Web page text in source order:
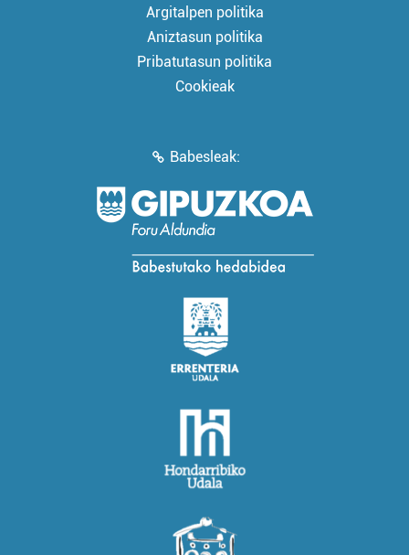
Argitalpen politika
Aniztasun politika
Pribatutasun politika
Cookieak
Babesleak: